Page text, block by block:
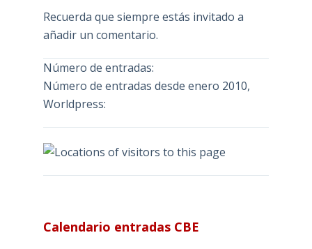
Recuerda que siempre estás invitado a
añadir un comentario.
Número de entradas:
Número de entradas desde enero 2010,
Worldpress:
Calendario entradas CBE